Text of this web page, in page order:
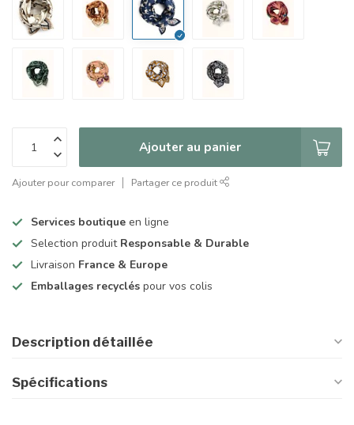
Ajouter au panier
Ajouter pour comparer Partager ce produit
Services boutique en ligne
Selection produit Responsable & Durable
Livraison France & Europe
Emballages recyclés pour vos colis
Description détaillée
Spécifications